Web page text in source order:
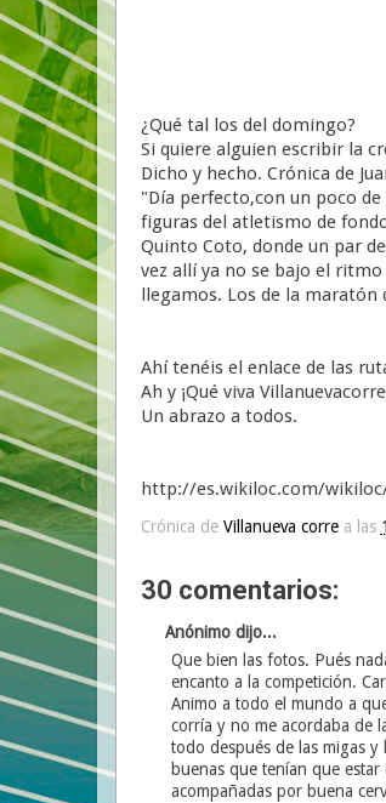
¿Qué tal los del domingo?
Si quiere alguien escribir la
Dicho y hecho. Crónica de
"Día perfecto,con un poco
figuras del atletismo de
Quinto Coto, donde un par
vez allí ya no se bajo el
llegamos. Los de la maratón
Ahí tenéis el enlace de las
Ah y ¡Qué viva
Un abrazo a todos.
http://es.wikiloc.com/
Crónica de Villanueva corre a las
30 comentarios:
Anónimo dijo...
Que bien las fotos. Pués
encanto a la competición.
Animo a todo el mundo a
corría y no me acordaba de
todo después de las migas
buenas que tenían que
acompañadas por buena